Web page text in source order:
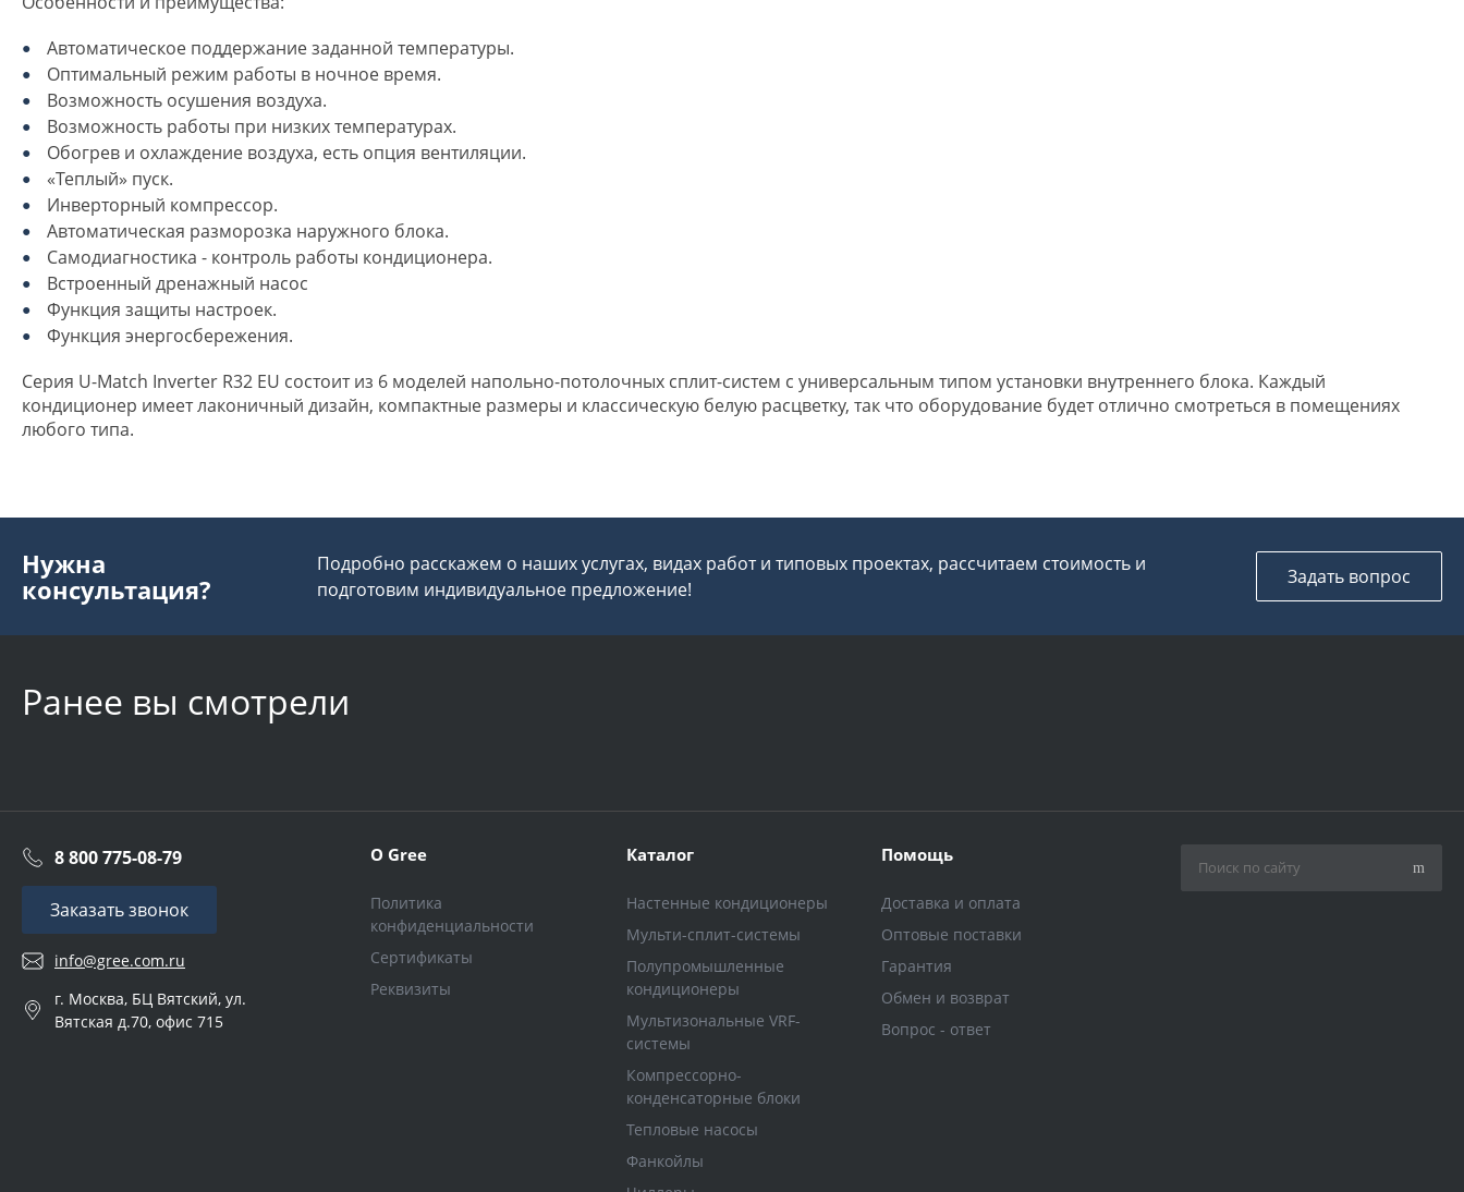
Автоматическое поддержание заданной температуры.
Оптимальный режим работы в ночное время.
Возможность осушения воздуха.
Возможность работы при низких температурах.
Обогрев и охлаждение воздуха, есть опция вентиляции.
«Теплый» пуск.
Инверторный компрессор.
Автоматическая разморозка наружного блока.
Самодиагностика - контроль работы кондиционера.
Встроенный дренажный насос
Функция защиты настроек.
Функция энергосбережения.
Серия U-Match Inverter R32 EU состоит из 6 моделей напольно-потолочных сплит-систем с универсальным типом установки внутреннего блока. Каждый
кондиционер имеет лаконичный дизайн, компактные размеры и классическую белую расцветку, так что оборудование будет отлично смотреться в помещениях
любого типа.
Нужна
консультация?
Подробно расскажем о наших услугах, видах работ и типовых проектах, рассчитаем стоимость и
подготовим индивидуальное предложение!
Задать вопрос
Ранее вы смотрели
8 800 775-08-79
Заказать звонок
info@gree.com.ru
г. Москва, БЦ Вятский, ул.
Вятская д.70, офис 715
О Gree
Политика
конфиденциальности
Сертификаты
Реквизиты
Каталог
Настенные кондиционеры
Мульти-сплит-системы
Полупромышленные
кондиционеры
Мультизональные VRF-
системы
Компрессорно-
конденсаторные блоки
Тепловые насосы
Фанкойлы
Помощь
Доставка и оплата
Оптовые поставки
Гарантия
Обмен и возврат
Вопрос - ответ